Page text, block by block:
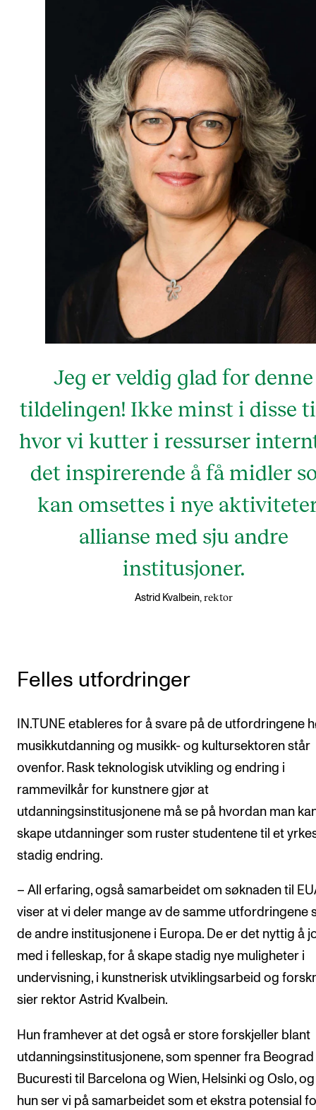
Jeg er veldig glad for denne
tildelingen! Ikke minst i disse
hvor vi kutter i ressurser
det inspirerende å få midler
kan omsettes i nye
allianse med sju andre
institusjoner.
Astrid Kvalbein, rektor
Felles utfordringer
IN.TUNE etableres for å svare på de utfordringene
musikkutdanning og musikk- og kultursektoren står
ovenfor. Rask teknologisk utvikling og endring i
rammevilkår for kunstnere gjør at
utdanningsinstitusjonene må se på hvordan man
skape utdanninger som ruster studentene til et
stadig endring.
– All erfaring, også samarbeidet om søknaden til
viser at vi deler mange av de samme utfordringene
de andre institusjonene i Europa. De er det nyttig å
med i felleskap, for å skape stadig nye muligheter i
undervisning, i kunstnerisk utviklingsarbeid og
sier rektor Astrid Kvalbein.
Hun framhever at det også er store forskjeller blant
utdanningsinstitusjonene, som spenner fra
Bucuresti til Barcelona og Wien, Helsinki og Oslo,
hun ser vi på samarbeidet som et ekstra potensial